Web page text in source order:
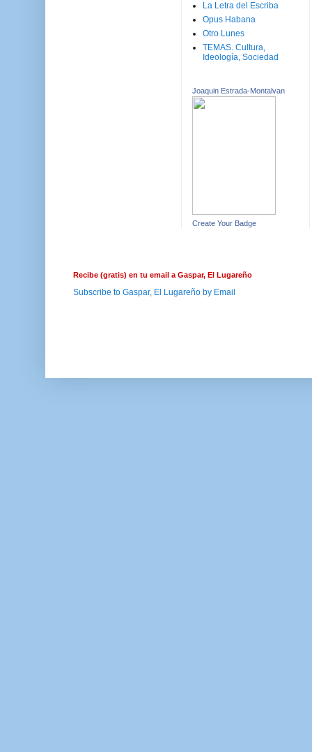
La Letra del Escriba
Opus Habana
Otro Lunes
TEMAS. Cultura,
Ideología, Sociedad
Joaquin Estrada-Montalvan
Create Your Badge
Recibe (gratis) en tu email a Gaspar, El Lugareño
Subscribe to Gaspar, El Lugareño by Email